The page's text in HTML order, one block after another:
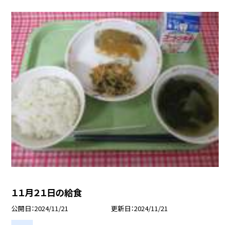
１１月２１日の給食
公開日 2024/11/21 更新日 2024/11/21